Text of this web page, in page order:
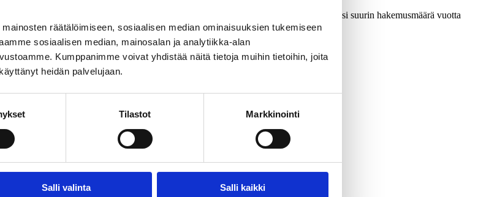
räätälöimiseen, sosiaalisen median ominaisuuksien tukemiseen
sosiaalisen median, mainosalan ja analytiikka-alan
Kumppanimme voivat yhdistää näitä tietoja muihin tietoihin, joita
heidän palvelujaan.
Tilastot Markkinointi
Salli valinta Salli kaikki
niin yhteensä tänä vuonna hakemuksia tuli 407. Se on säätiön historian (1990-) toiseksi suurin hakemusmäärä vuotta
Page